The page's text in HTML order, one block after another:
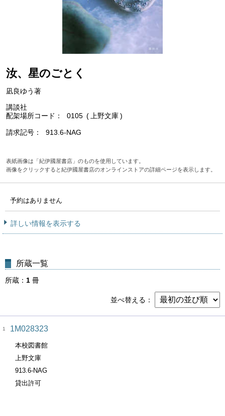
汝、星のごとく
凪良ゆう著
講談社
配架場所コード
0105 上野文庫
請求記号 913.6-NAG
表紙画像は「紀伊國屋書店」のものを使用しています。
画像をクリックすると紀伊國屋書店のオンラインストアの詳細ページを表示します。
予約はありません
詳しい情報を表示する
所蔵一覧
所蔵 1 冊
並べ替える
1 1M028323
本校図書館
上野文庫
913.6-NAG
貸出許可